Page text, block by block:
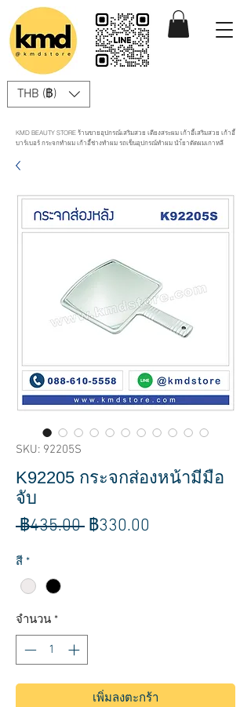
THB (฿)
KMD BEAUTY STORE ร้านขายอุปกรณ์เสริมสวย เตียงสระผม เก้าอี้เสริมสวย เก้าอี้
บาร์เบอร์ กระจกทำผม เก้าอี้ช่างทำผม รถเข็นอุปกรณ์ทำผม นำ้ยาดัดผมเกาหลี
SKU: 92205S
K92205 กระจกส่องหน้ามีมือ
จับ
฿435.00 ราคา
฿330.00
สี *
จำนวน *
เพิ่มลงตะกร้า